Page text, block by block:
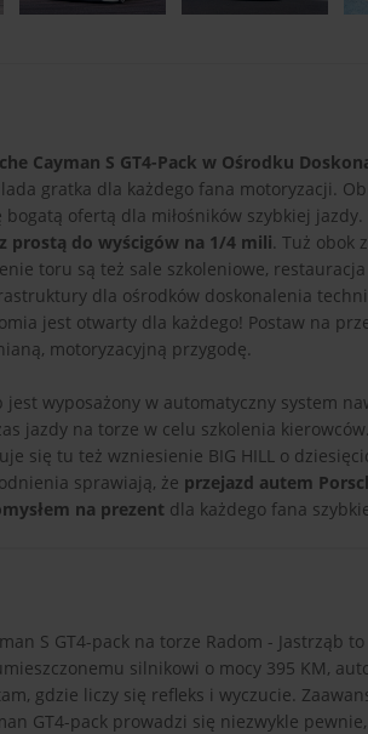
Cayman S GT4-Pack w Ośrodku
gratka dla każdego fana motoryzacji.
ofertą dla miłośników szybkiej
prostą do wyścigów na 1/4 mili. Tuż obok
toru są też sale szkoleniowe,
dla ośrodków doskonalenia
jest otwarty dla każdego! Postaw na
motoryzacyjną przygodę.
jest wyposażony w automatyczny system
jazdy na torze w celu szkolenia
się tu też wzniesienie BIG HILL o
sprawiają, że przejazd autem
na prezent dla każdego fana
S GT4-pack na torze Radom -
silnikowi o mocy 395 KM,
gdzie liczy się refleks i wyczucie.
GT4-pack prowadzi się niezwykle